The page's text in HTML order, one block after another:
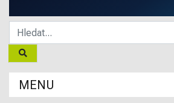
MENU